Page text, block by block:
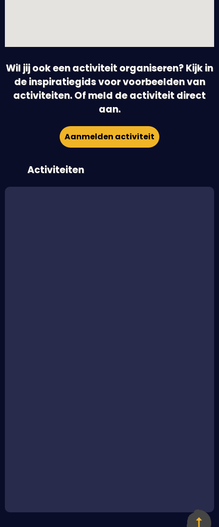
Wil jij ook een activiteit organiseren? Kijk in
de inspiratiegids voor voorbeelden van
activiteiten. Of meld de activiteit direct
aan.
Aanmelden activiteit
Activiteiten